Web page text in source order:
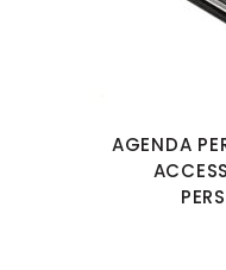
AGENDA